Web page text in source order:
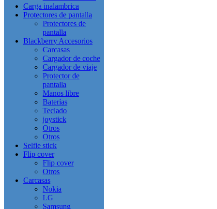
Carga inalambrica
Protectores de pantalla
Protectores de
pantalla
Blackberry Accesorios
Carcasas
Cargador de coche
Cargador de viaje
Protector de
pantalla
Manos libre
Baterías
Teclado
joystick
Otros
Otros
Selfie stick
Flip cover
Flip cover
Otros
Carcasas
Nokia
LG
Samsung